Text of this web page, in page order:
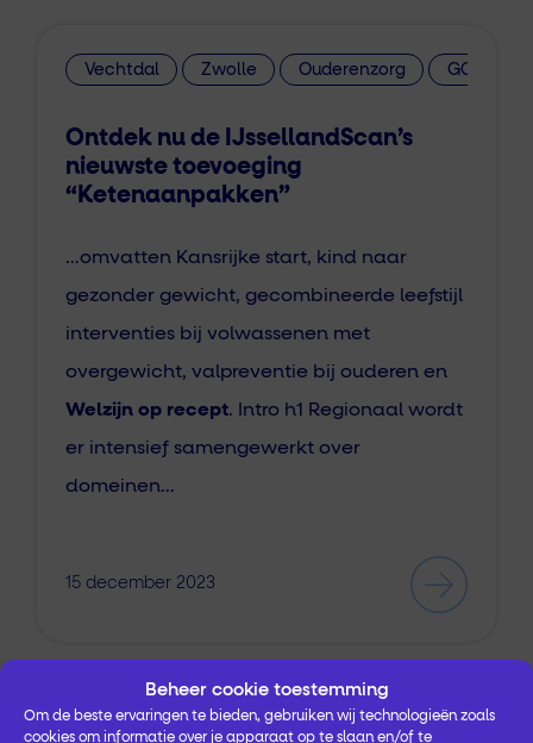
Beheer cookie toestemming
Om de beste ervaringen te bieden, gebruiken wij technologieën zoals
cookies om informatie over je apparaat op te slaan en/of te
Vechtdal Zwolle Ouderenzorg GGZ
Ontdek nu de IJssellandScan’s
nieuwste toevoeging
“Ketenaanpakken”
…omvatten Kansrijke start, kind naar
gezonder gewicht, gecombineerde leefstijl
interventies bij volwassenen met
overgewicht, valpreventie bij ouderen en
Welzijn op recept. Intro h1 Regionaal wordt
er intensief samengewerkt over
domeinen…
15 december 2023